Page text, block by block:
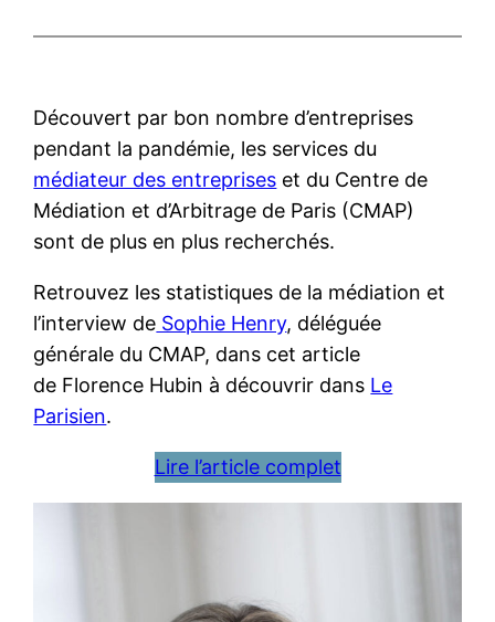
Découvert par bon nombre d’entreprises
pendant la pandémie, les services du
médiateur des entreprises et du Centre de
Médiation et d’Arbitrage de Paris (CMAP)
sont de plus en plus recherchés.
Retrouvez les statistiques de la médiation et
l’interview de Sophie Henry, déléguée
générale du CMAP, dans cet article
de Florence Hubin à découvrir dans Le
Parisien.
Lire l’article complet